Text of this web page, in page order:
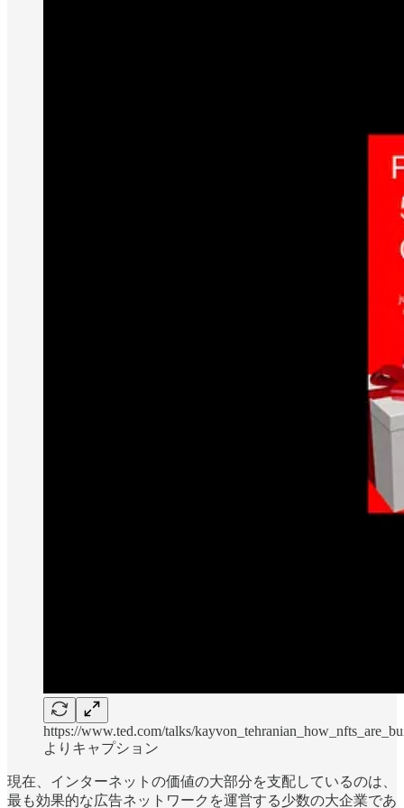
https://www.ted.com/talks/
よりキャプション
現在、インターネットの価値の大部分を支配しているのは、
最も効果的な広告ネットワークを運営する少数の大企業であ